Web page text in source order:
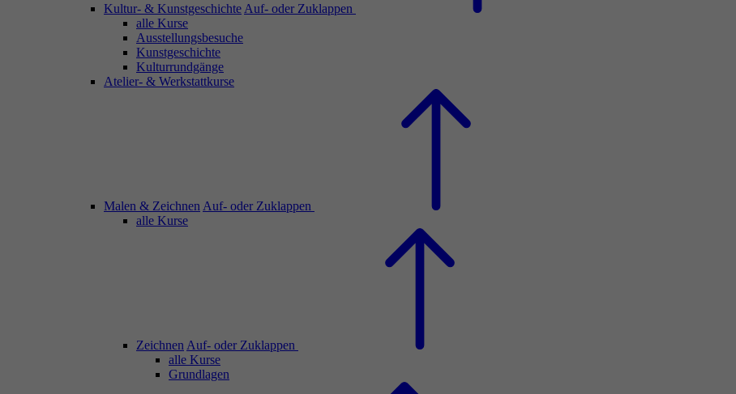
Kultur- & Kunstgeschichte Auf- oder Zuklappen
alle Kurse
Ausstellungsbesuche
Kunstgeschichte
Kulturrundgänge
Atelier- & Werkstattkurse
Malen & Zeichnen Auf- oder Zuklappen
alle Kurse
Zeichnen Auf- oder Zuklappen
alle Kurse
Grundlagen